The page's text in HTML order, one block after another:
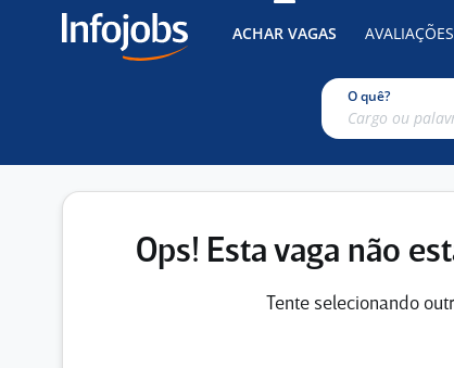
ACHAR VAGAS
O quê?
Ops! Esta vaga não
Tente selecionando